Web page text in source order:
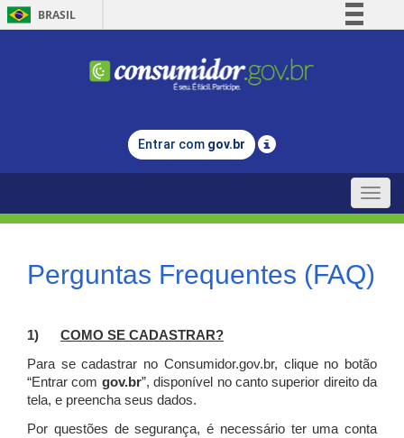
BRASIL
Comunica BR
Legislação
Entrar com gov.br
Toggle
Perguntas Frequentes (FAQ)
1) COMO SE CADASTRAR?
Para se cadastrar no Consumidor.gov.br, clique no botão
“Entrar com gov.br”, disponível no canto superior direito da
tela, e preencha seus dados.
Por questões de segurança, é necessário ter uma conta